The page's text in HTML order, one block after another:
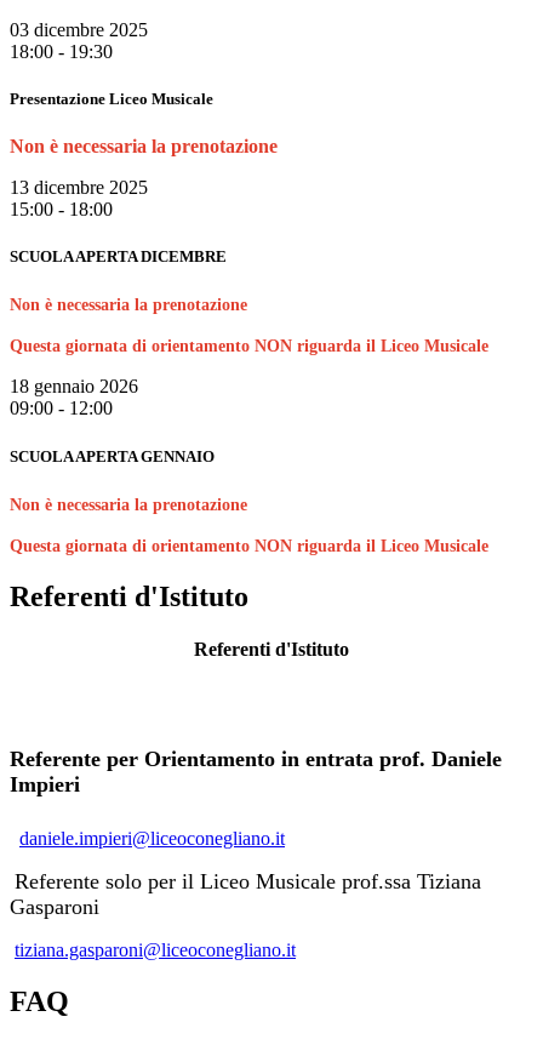
03 dicembre 2025
18:00 - 19:30
Presentazione Liceo Musicale
Non è necessaria la prenotazione
13 dicembre 2025
15:00 - 18:00
SCUOLA APERTA DICEMBRE
Non è necessaria la prenotazione
Questa giornata di orientamento NON riguarda il Liceo Musicale
18 gennaio 2026
09:00 - 12:00
SCUOLA APERTA GENNAIO
Non è necessaria la prenotazione
Questa giornata di orientamento NON riguarda il Liceo Musicale
Referenti d'Istituto
Referenti d'Istituto
Referente per Orientamento in entrata prof. Daniele
Impieri
daniele.impieri@liceoconegliano.it
Referente solo per il Liceo Musicale prof.ssa Tiziana
Gasparoni
tiziana.gasparoni@liceoconegliano.it
FAQ